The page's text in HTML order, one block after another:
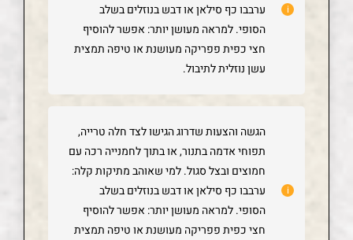
ערבבו כף סילאן או דבש בנוזלים בשלב
הסופי. למראה מעושן יותר: אפשר להוסיף
חצי כפית פפריקה מעושנת או טיפה תמצית
עשן נוזלית לתיבול.
הגשה והצעות שדרוג הגישו לצד חלה טרייה,
תפוחי אדמה בתנור, או בתוך לחמנייה רכה עם
חמוצים ובצל סגול. למי שאוהב מתיקות קלה:
ערבבו כף סילאן או דבש בנוזלים בשלב
הסופי. למראה מעושן יותר: אפשר להוסיף
חצי כפית פפריקה מעושנת או טיפה תמצית